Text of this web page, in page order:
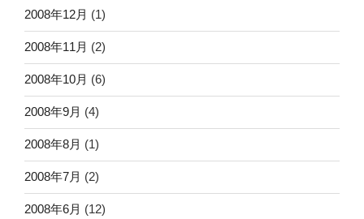
2008年12月 (1)
2008年11月 (2)
2008年10月 (6)
2008年9月 (4)
2008年8月 (1)
2008年7月 (2)
2008年6月 (12)